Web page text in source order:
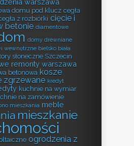
warszawa
domu pod klucz cegła
z rozbiórki cięcie i
betonie diamentowe
domy drewniane
wewnętrzne bielsko biała
słoneczne Szczecin
remonty warszawa
betonowa kosze
zgrzewane kredyt
kuchnie na wymiar
na zamówienie
mieszkania meble
mieszkanie
ogrodzenia z